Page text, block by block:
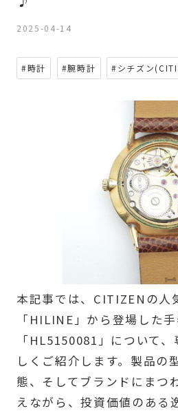
2025-04-14
#時計 #腕時計 #シチズン
本記事では、CITIZENの人
「HILINE」から登場した
「HL5150081」について
しくご紹介します。製品の
態、そしてブランドにまつ
えながら、投資価値のある